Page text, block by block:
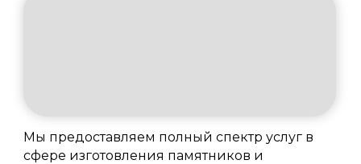
Мы предоставляем полный спектр услуг в
сфере изготовления памятников и